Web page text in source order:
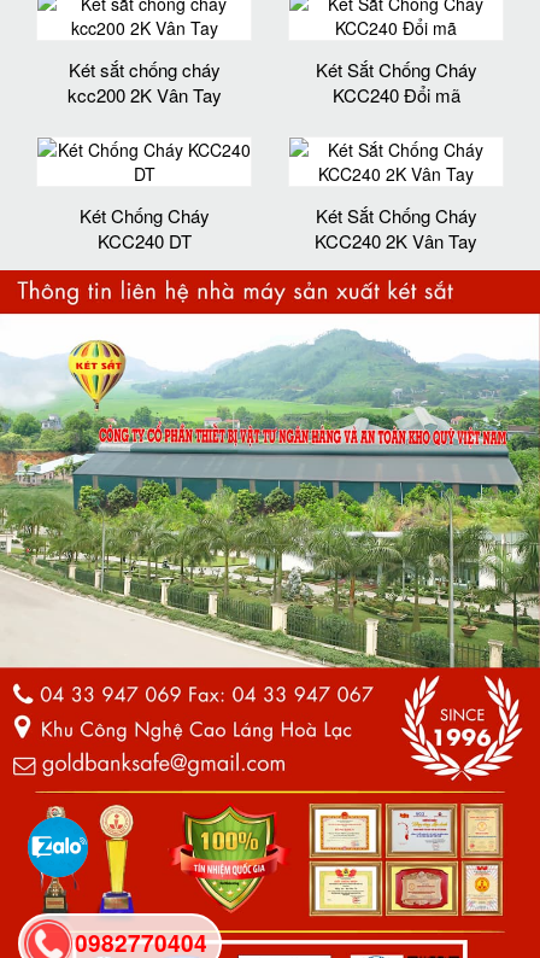
Két sắt chống cháy
kcc200 2K Vân Tay
Két Sắt Chống Cháy
KCC240 Đổi mã
Két Chống Cháy
KCC240 DT
Két Sắt Chống Cháy
KCC240 2K Vân Tay
0982770404